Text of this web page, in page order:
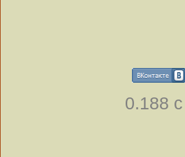
0.188 с